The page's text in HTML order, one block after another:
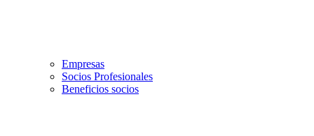
Empresas
Socios Profesionales
Beneficios socios